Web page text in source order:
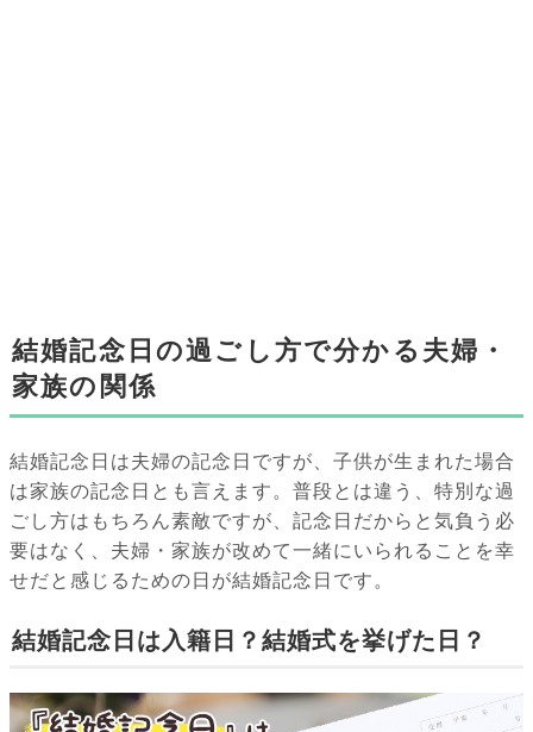
結婚記念日の過ごし方で分かる夫婦・
家族の関係
結婚記念日は夫婦の記念日ですが、子供が生まれた場合
は家族の記念日とも言えます。普段とは違う、特別な過
ごし方はもちろん素敵ですが、記念日だからと気負う必
要はなく、夫婦・家族が改めて一緒にいられることを幸
せだと感じるための日が結婚記念日です。
結婚記念日は入籍日？結婚式を挙げた日？